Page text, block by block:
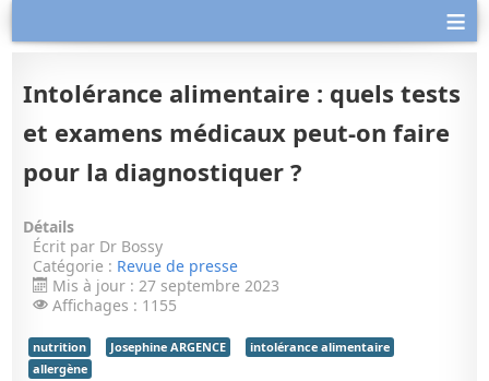
≡
Intolérance alimentaire : quels tests
et examens médicaux peut-on faire
pour la diagnostiquer ?
Détails
Écrit par Dr Bossy
Catégorie : Revue de presse
Mis à jour : 27 septembre 2023
Affichages : 1155
nutrition Josephine ARGENCE
intolérance alimentaire
allergène